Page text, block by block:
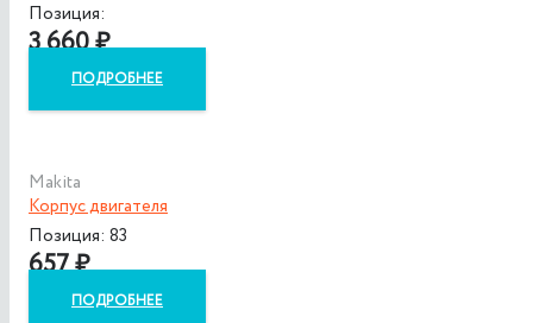
Позиция:
3 660₽
ПОДРОБНЕЕ
Makita
Корпус двигателя
Позиция: 83
657₽
ПОДРОБНЕЕ